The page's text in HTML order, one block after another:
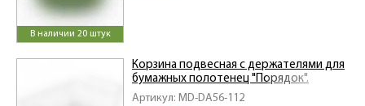
В наличии 20 штук
Артикул: MD-DA56-112
Корзина подвесная с держателями для
бумажных полотенец "Порядок".
Размер 41х26х19 см. NEW